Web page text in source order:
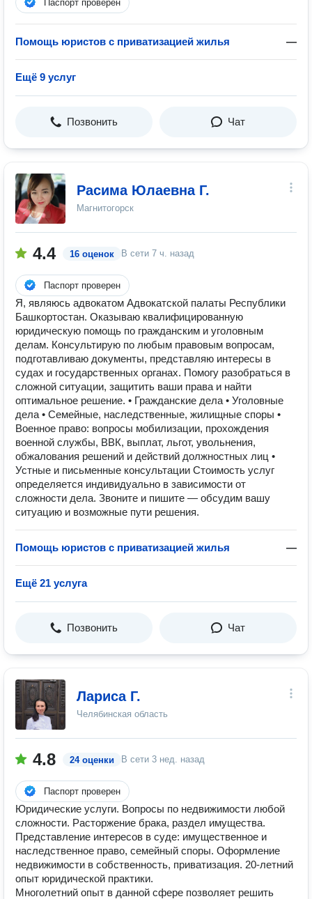
Паспорт проверен
Помощь юристов с приватизацией жилья —
Ещё 9 услуг
Позвонить Чат
Расима Юлаевна Г.
Магнитогорск
4.4 16 оценок В сети 7 ч. назад
Паспорт проверен
Я, являюсь адвокатом Адвокатской палаты Республики
Башкортостан. Оказываю квалифицированную
юридическую помощь по гражданским и уголовным
делам. Консультирую по любым правовым вопросам,
подготавливаю документы, представляю интересы в
судах и государственных органах. Помогу разобраться в
сложной ситуации, защитить ваши права и найти
оптимальное решение. • Гражданские дела • Уголовные
дела • Семейные, наследственные, жилищные споры •
Военное право: вопросы мобилизации, прохождения
военной службы, ВВК, выплат, льгот, увольнения,
обжалования решений и действий должностных лиц •
Устные и письменные консультации Стоимость услуг
определяется индивидуально в зависимости от
сложности дела. Звоните и пишите — обсудим вашу
ситуацию и возможные пути решения.
Помощь юристов с приватизацией жилья —
Ещё 21 услуга
Позвонить Чат
Лариса Г.
Челябинская область
4.8 24 оценки В сети 3 нед. назад
Паспорт проверен
Юридические услуги. Вопросы по недвижимости любой
сложности. Расторжение брака, раздел имущества.
Представление интересов в суде: имущественное и
наследственное право, семейный споры. Оформление
недвижимости в собственность, приватизация. 20-летний
опыт юридической практики.
Многолетний опыт в данной сфере позволяет решить